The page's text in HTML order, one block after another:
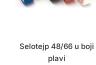
Selotejp 48/66 u boji
plavi